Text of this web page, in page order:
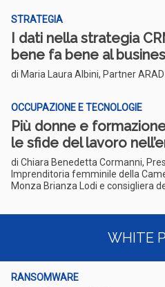
STRATEGIA
I dati nella strategia
bene fa bene al
di Maria Laura Albini, Partner ARAD
OCCUPAZIONE E TECNOLOGIE
Più donne e
le sfide del lavoro
di Chiara Benedetta Cormanni,
Imprenditoria femminile della
Monza Brianza Lodi e consigliera
WHITE
RANSOMWARE